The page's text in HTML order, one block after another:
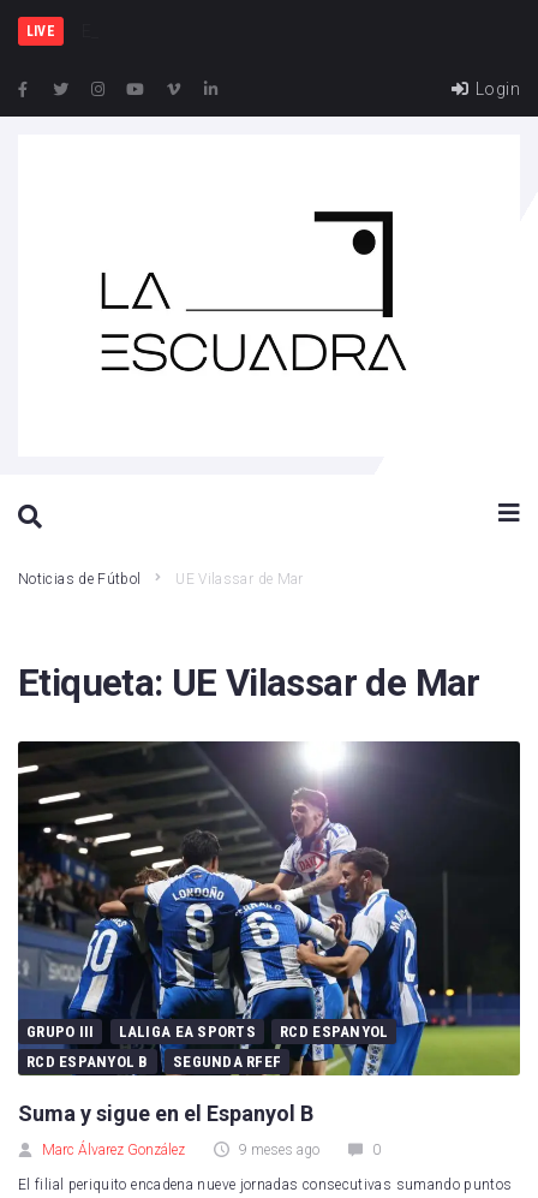
LIVE
Login
Noticias de Fútbol UE Vilassar de Mar
Etiqueta: UE Vilassar de Mar
GRUPO III LALIGA EA SPORTS
RCD ESPANYOL
RCD ESPANYOL B
SEGUNDA RFEF
Suma y sigue en el Espanyol B
Marc Álvarez González 9 meses ago 0
El filial periquito encadena nueve jornadas consecutivas sumando puntos